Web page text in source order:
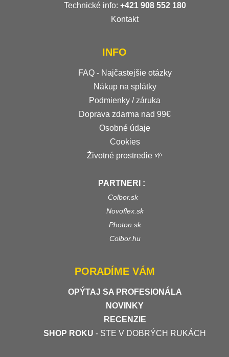
Technické info: +421 908 552 180
Kontakt
INFO
FAQ - Najčastejšie otázky
Nákup na splátky
Podmienky / záruka
Doprava zdarma nad 99€
Osobné údaje
Cookies
Životné prostredie 🌱
PARTNERI :
Colbor.sk
Novoflex.sk
Photon.sk
Colbor.hu
PORADÍME VÁM
OPÝTAJ SA PROFESIONÁLA
NOVINKY
RECENZIE
SHOP ROKU - STE V DOBRÝCH RUKÁCH